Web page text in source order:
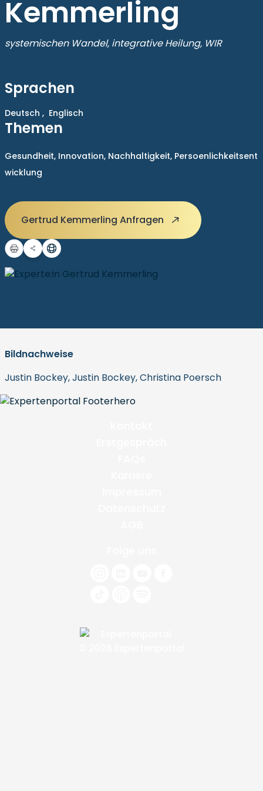
Kemmerling
systemischen Wandel, integrative Heilung, WIR
Sprachen
Deutsch , Englisch
Themen
Gesundheit, Innovation, Nachhaltigkeit, Persoenlichkeitsent
wicklung
Gertrud Kemmerling Anfragen
Bildnachweise
Justin Bockey, Justin Bockey, Christina Poersch